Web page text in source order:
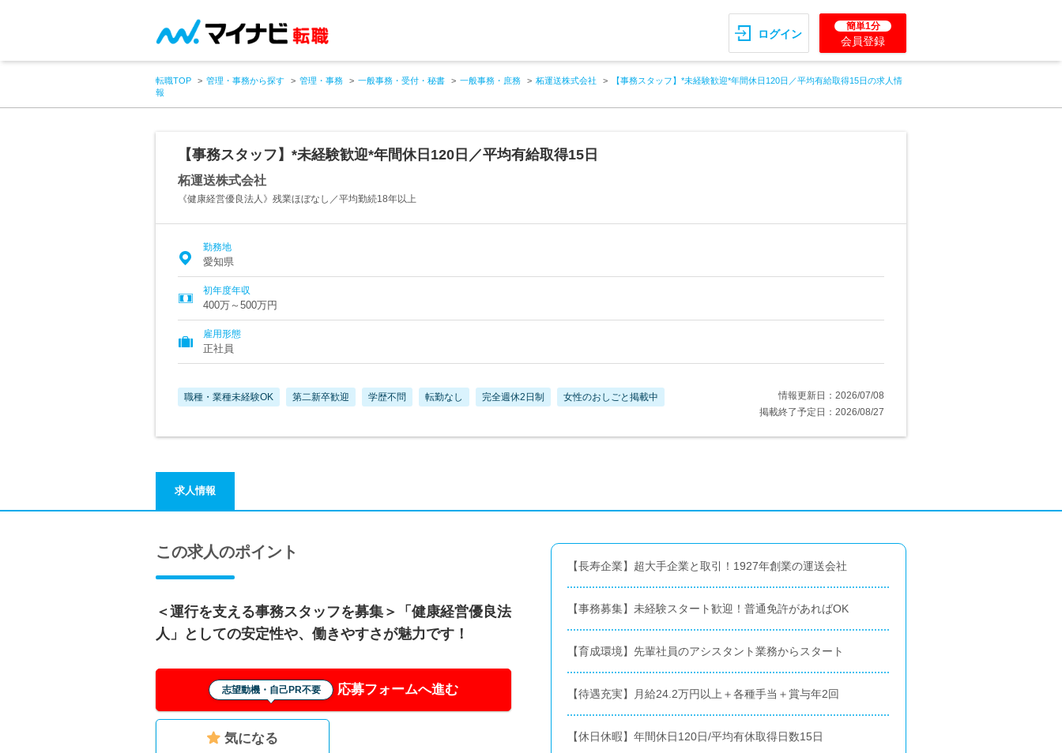
ログイン
簡単1分
会員登録
転職TOP 管理・事務から探す 管理・事務 一般事務・受付・秘書 一般事務・庶務 柘運送株式会社
【事務スタッフ】*未経験歓迎*年間休日120日／平均有給取得15日の求人情
報
【事務スタッフ】*未経験歓迎*年間休日120日／平均有給取得15日
柘運送株式会社
《健康経営優良法人》残業ほぼなし／平均勤続18年以上
勤務地
愛知県
初年度年収
400万～500万円
雇用形態
正社員
職種・業種未経験OK 第二新卒歓迎 学歴不問 転勤なし 完全週休2日制 女性のおしごと掲載中
情報更新日：2026/07/08
掲載終了予定日：2026/08/27
求人情報
この求人のポイント
＜運行を支える事務スタッフを募集＞「健康経営優良法
人」としての安定性や、働きやすさが魅力です！
志望動機・自己PR不要 応募フォームへ進む
気になる
【長寿企業】超大手企業と取引！1927年創業の運送会社
【事務募集】未経験スタート歓迎！普通免許があればOK
【育成環境】先輩社員のアシスタント業務からスタート
【待遇充実】月給24.2万円以上＋各種手当＋賞与年2回
【休日休暇】年間休日120日/平均有休取得日数15日